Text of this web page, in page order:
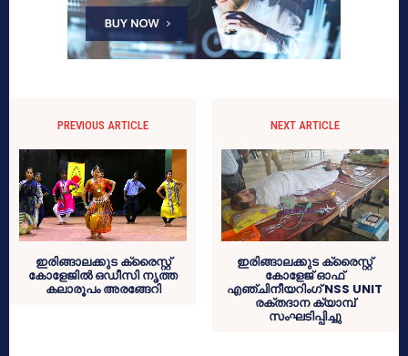
PREVIOUS ARTICLE
ഇരിങ്ങാലക്കുട ക്രൈസ്റ്റ്
കോളേജില്‍ ഒഡീസി നൃത്ത
കലാരൂപം അരങ്ങേറി
NEXT ARTICLE
ഇരിങ്ങാലക്കുട ക്രൈസ്റ്റ്
കോളേജ് ഓഫ്
എഞ്ചിനീയറിംഗ് NSS UNIT
രക്തദാന ക്യാമ്പ്
സംഘടിപ്പിച്ചു